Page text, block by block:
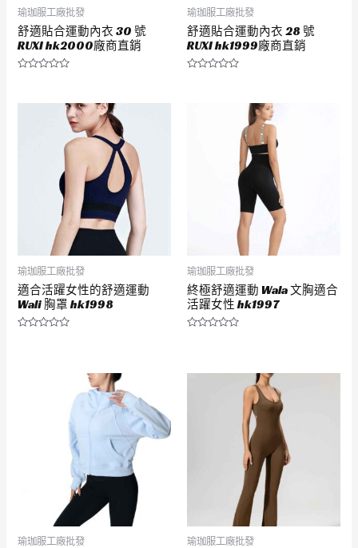
瑜珈服工廠批發
舒適貼合運動內衣 30 號
RUXI hk2000廠商直銷
瑜珈服工廠批發
舒適貼合運動內衣 28 號
RUXI hk1999廠商直銷
瑜珈服工廠批發
適合活躍女性的舒適運動
Wali 胸罩 hk1998
瑜珈服工廠批發
終極舒適運動 Wala 文胸適合
活躍女性 hk1997
分
瑜珈服工廠批發 瑜珈服工廠批發